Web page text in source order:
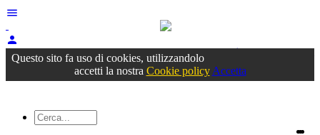
menu
person
Accedioppure registrati
Questo sito fa uso di cookies, utilizzandolo
accetti la nostra Cookie policy Accetta